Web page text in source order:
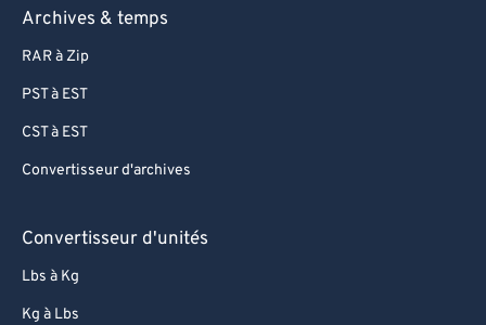
Archives & temps
RAR à Zip
PST à EST
CST à EST
Convertisseur d'archives
Convertisseur d'unités
Lbs à Kg
Kg à Lbs